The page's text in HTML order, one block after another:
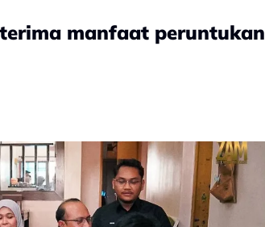
manfaat peruntukan